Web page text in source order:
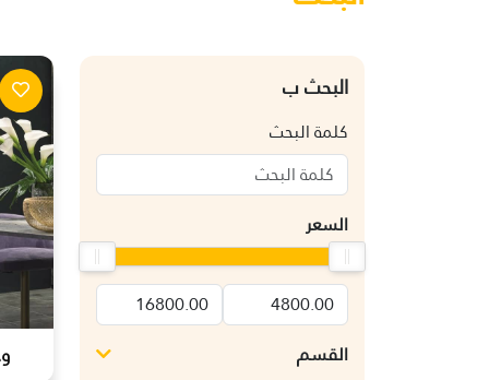
البحث ب
كلمة البحث
السعر
القسم